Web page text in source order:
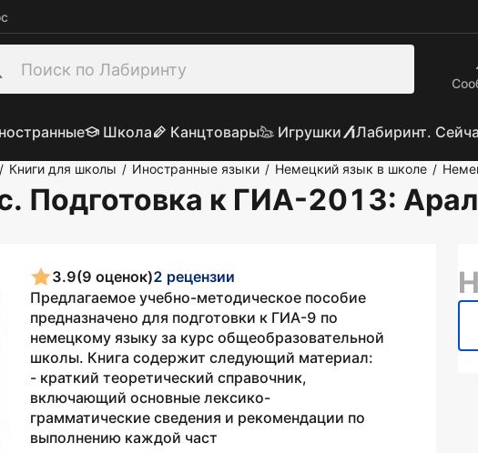
Школа Канцтовары Игрушки Лабиринт.
/ Книги для школы / Иностранные языки / Немецкий язык в школе /
Подготовка к ГИА-2013:
3.9(9 оценок)2 рецензии
Предлагаемое учебно-методическое пособие
предназначено для подготовки к ГИА-9 по
немецкому языку за курс общеобразовательной
школы. Книга содержит следующий материал:
- краткий теоретический справочник,
включающий основные лексико-
грамматические сведения и рекомендации по
выполнению каждой част